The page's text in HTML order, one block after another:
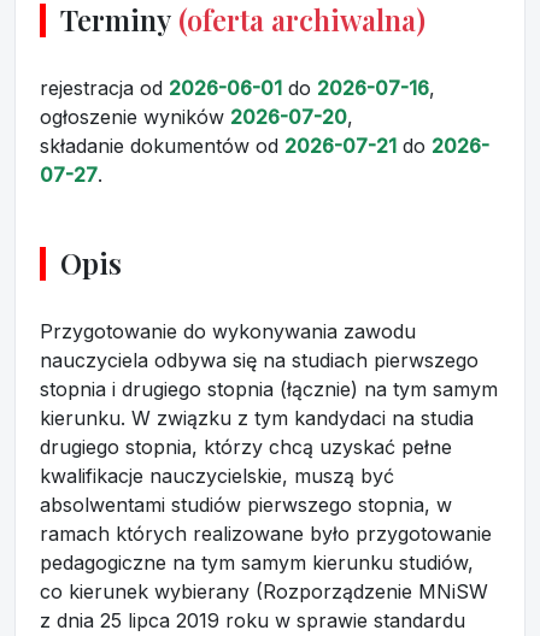
Terminy (oferta archiwalna)
rejestracja od 2026-06-01 do 2026-07-16,
ogłoszenie wyników 2026-07-20,
składanie dokumentów od 2026-07-21 do 2026-
07-27.
Opis
Przygotowanie do wykonywania zawodu
nauczyciela odbywa się na studiach pierwszego
stopnia i drugiego stopnia (łącznie) na tym samym
kierunku. W związku z tym kandydaci na studia
drugiego stopnia, którzy chcą uzyskać pełne
kwalifikacje nauczycielskie, muszą być
absolwentami studiów pierwszego stopnia, w
ramach których realizowane było przygotowanie
pedagogiczne na tym samym kierunku studiów,
co kierunek wybierany (Rozporządzenie MNiSW
z dnia 25 lipca 2019 roku w sprawie standardu